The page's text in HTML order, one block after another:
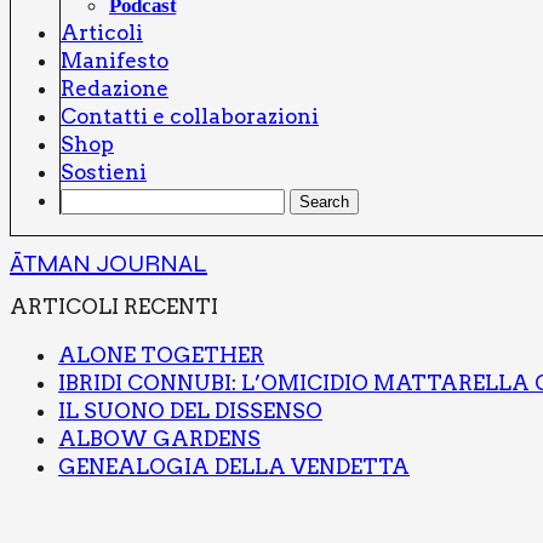
Pod­ca­st
Arti­co­li
Mani­fe­sto
Reda­zio­ne
Con­tat­ti e col­la­bo­ra­zio­ni
Shop
Sostie­ni
ĀTMAN JOURNAL
ARTI­CO­LI RECEN­TI
ALO­NE TOGE­THER
IBRI­DI CON­NU­BI: L’O­MI­CI­DIO MAT­TA­REL­LA
IL SUO­NO DEL DIS­SEN­SO
ALBOW GAR­DENS
GENEA­LO­GIA DEL­LA VEN­DET­TA